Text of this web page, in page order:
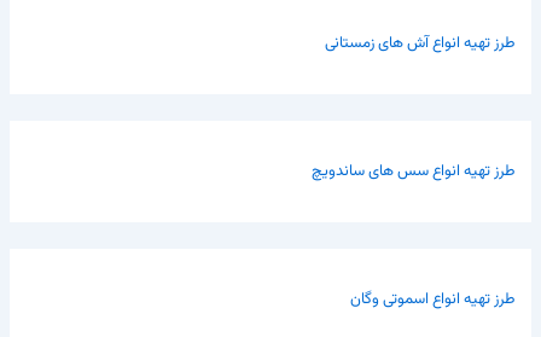
طرز تهیه انواع آش های زمستانی
طرز تهیه انواع سس های ساندویچ
طرز تهیه انواع اسموتی وگان